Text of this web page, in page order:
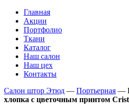
Главная
Акции
Портфолио
Ткани
Каталог
Наш салон
Наш цех
Контакты
Салон штор Этюд — Портьерная —
хлопка с цветочным принтом